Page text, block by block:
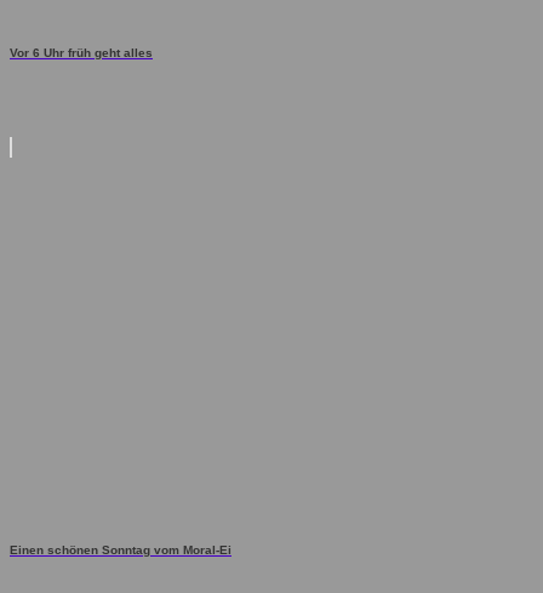
Vor 6 Uhr früh geht alles
Einen schönen Sonntag vom Moral-Ei